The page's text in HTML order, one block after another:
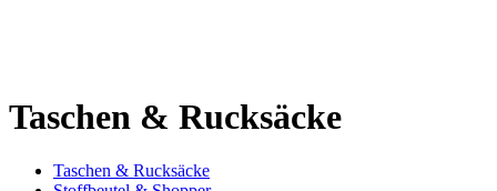
Taschen & Rucksäcke
Taschen & Rucksäcke